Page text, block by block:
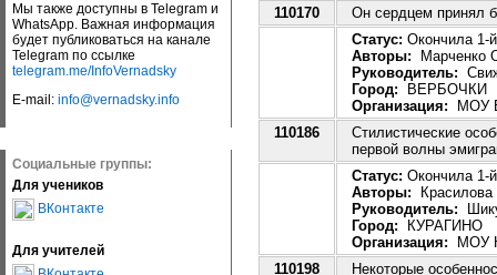
Мы также доступны в Telegram и
WhatsApp. Важная информация
будет публиковаться на канале
Telegram по ссылке
telegram.me/InfoVernadsky
E-mail: info@vernadsky.info
Социальные группы:
Для учеников
ВКонтакте
Для учителей
110170
Он сердцем принял
Статус: Окончила 1-
Авторы: Марченко
Руководитель:
Город: ВЕРБОЧКИ
Организация: МОУ
110186
Стилистические
первой волны
Статус: Окончила 1-
Авторы: Красилова
Руководитель:
Город: КУРАГИНО
Организация: МОУ
110198
Некоторые